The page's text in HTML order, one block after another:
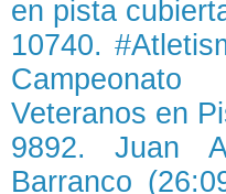
en pista
10740.
Veteranos en
9892. Juan
Barranco